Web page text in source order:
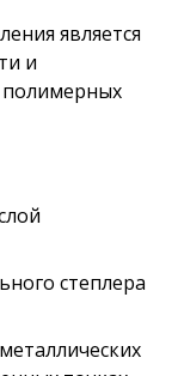
является
и
полимерных
степлера